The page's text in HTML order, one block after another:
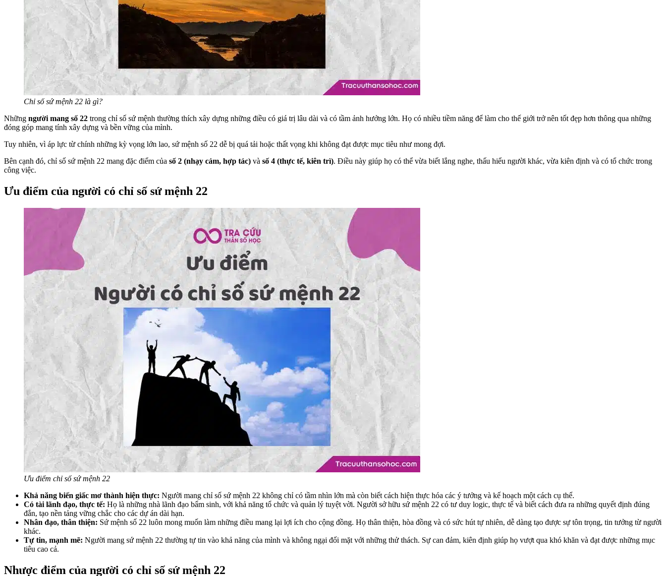
Chỉ số sứ mệnh 22 là gì?
Những người mang số 22 trong chỉ số sứ mệnh thường thích xây dựng những điều có giá trị lâu dài và có tầm ảnh hưởng lớn. Họ có nhiều tiềm năng để làm cho thế giới trở nên tốt đẹp hơn thông qua những
đóng góp mang tính xây dựng và bền vững của mình.
Tuy nhiên, vì áp lực từ chính những kỳ vọng lớn lao, sứ mệnh số 22 dễ bị quá tải hoặc thất vọng khi không đạt được mục tiêu như mong đợi.
Bên cạnh đó, chỉ số sứ mệnh 22 mang đặc điểm của số 2 (nhạy cảm, hợp tác) và số 4 (thực tế, kiên trì). Điều này giúp họ có thể vừa biết lắng nghe, thấu hiểu người khác, vừa kiên định và có tổ chức trong
công việc.
Ưu điểm của người có chỉ số sứ mệnh 22
Ưu điểm chỉ số sứ mệnh 22
Khả năng biến giấc mơ thành hiện thực: Người mang chỉ số sứ mệnh 22 không chỉ có tầm nhìn lớn mà còn biết cách hiện thực hóa các ý tưởng và kế hoạch một cách cụ thể.
Có tài lãnh đạo, thực tế: Họ là những nhà lãnh đạo bẩm sinh, với khả năng tổ chức và quản lý tuyệt vời. Người sở hữu sứ mệnh 22 có tư duy logic, thực tế và biết cách đưa ra những quyết định đúng
đắn, tạo nền tảng vững chắc cho các dự án dài hạn.
Nhân đạo, thân thiện: Sứ mệnh số 22 luôn mong muốn làm những điều mang lại lợi ích cho cộng đồng. Họ thân thiện, hòa đồng và có sức hút tự nhiên, dễ dàng tạo được sự tôn trọng, tin tưởng từ người
khác.
Tự tin, mạnh mẽ: Người mang sứ mệnh 22 thường tự tin vào khả năng của mình và không ngại đối mặt với những thử thách. Sự can đảm, kiên định giúp họ vượt qua khó khăn và đạt được những mục
tiêu cao cả.
Nhược điểm của người có chỉ số sứ mệnh 22